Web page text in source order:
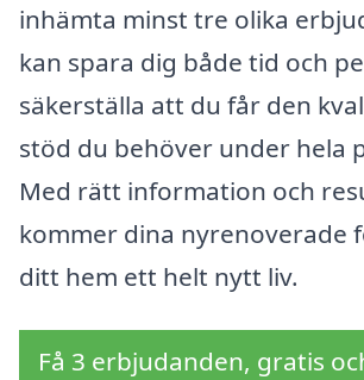
inhämta minst tre olika
kan spara dig både tid och
säkerställa att du får den
stöd du behöver under hela
Med rätt information och
kommer dina nyrenoverade
ditt hem ett helt nytt liv.
Få 3 erbjudanden, gratis